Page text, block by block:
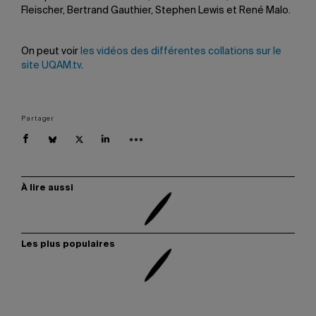
Fleischer, Bertrand Gauthier, Stephen Lewis et René Malo.
On peut voir les vidéos des différentes collations sur le
site UQAM.tv.
Partager
À lire aussi
Les plus populaires